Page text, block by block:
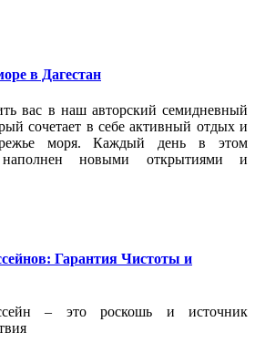
в Дагестан
вас в наш авторский семидневный
сочетает в себе активный отдых и
моря. Каждый день в этом
наполнен новыми открытиями и
Гарантия Чистоты и
– это роскошь и источник